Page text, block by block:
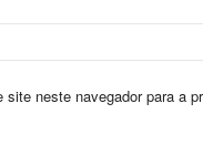
neste navegador para a